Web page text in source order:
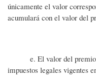
únicamente el valor
acumulará con el valor del
e. El valor del premio
impuestos legales vigentes